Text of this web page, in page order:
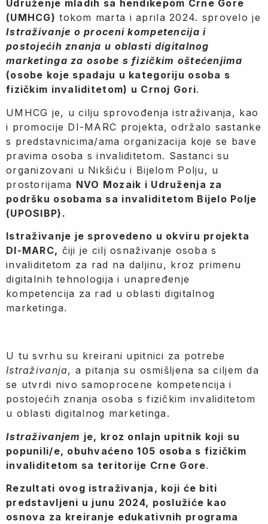
Udruženje mladih sa hendikepom Crne Gore
(UMHCG) tokom marta i aprila 2024. sprovelo je
Istraživanje o proceni kompetencija i
postojećih znanja u oblasti digitalnog
marketinga za osobe s fizičkim oštećenjima
(osobe koje spadaju u kategoriju osoba s
fizičkim invaliditetom) u Crnoj Gori.
UMHCG je, u cilju sprovođenja istraživanja, kao
i promocije DI-MARC projekta, održalo sastanke
s predstavnicima/ama organizacija koje se bave
pravima osoba s invaliditetom. Sastanci su
organizovani u Nikšiću i Bijelom Polju, u
prostorijama NVO Mozaik i Udruženja za
podršku osobama sa invaliditetom Bijelo Polje
(UPOSIBP).
Istraživanje je sprovedeno u okviru projekta
DI-MARC, čiji je cilj osnaživanje osoba s
invaliditetom za rad na daljinu, kroz primenu
digitalnih tehnologija i unapređenje
kompetencija za rad u oblasti digitalnog
marketinga.
U tu svrhu su kreirani upitnici za potrebe
Istraživanja, a pitanja su osmišljena sa ciljem da
se utvrdi nivo samoprocene kompetencija i
postojećih znanja osoba s fizičkim invaliditetom
u oblasti digitalnog marketinga.
Istraživanjem je, kroz onlajn upitnik koji su
popunili/e, obuhvaćeno 105 osoba s fizičkim
invaliditetom sa teritorije Crne Gore.
Rezultati ovog istraživanja, koji će biti
predstavljeni u junu 2024, poslužiće kao
osnova za kreiranje edukativnih programa